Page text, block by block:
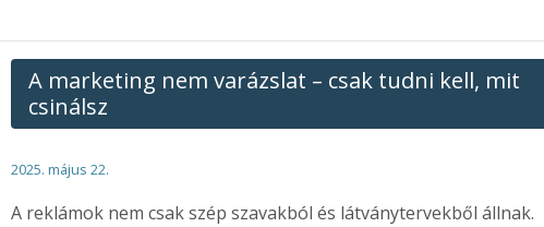
A marketing nem varázslat – csak tudni kell, mit
csinálsz
2025. május 22.
A reklámok nem csak szép szavakból és látványtervekből állnak.